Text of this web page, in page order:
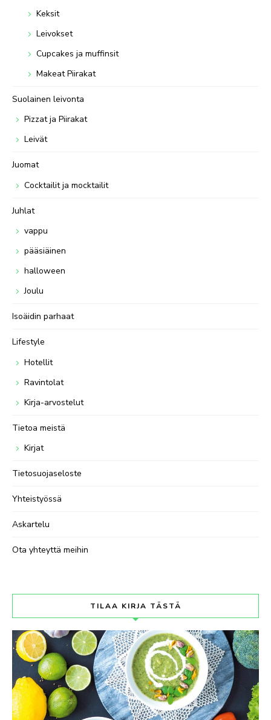
Keksit
Leivokset
Cupcakes ja muffinsit
Makeat Piirakat
Suolainen leivonta
Pizzat ja Piirakat
Leivät
Juomat
Cocktailit ja mocktailit
Juhlat
vappu
pääsiäinen
halloween
Joulu
Isoäidin parhaat
Lifestyle
Hotellit
Ravintolat
Kirja-arvostelut
Tietoa meistä
Kirjat
Tietosuojaseloste
Yhteistyössä
Askartelu
Ota yhteyttä meihin
TILAA KIRJA TÄSTÄ